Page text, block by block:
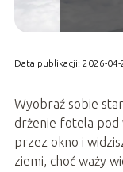
Data publikacji: 2026-04-
Wyobraź sobie
drżenie fotela pod
przez okno i
ziemi, choć waży